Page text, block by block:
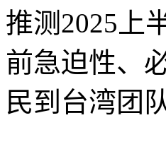
推测2025上
前急迫性、
民到台湾团